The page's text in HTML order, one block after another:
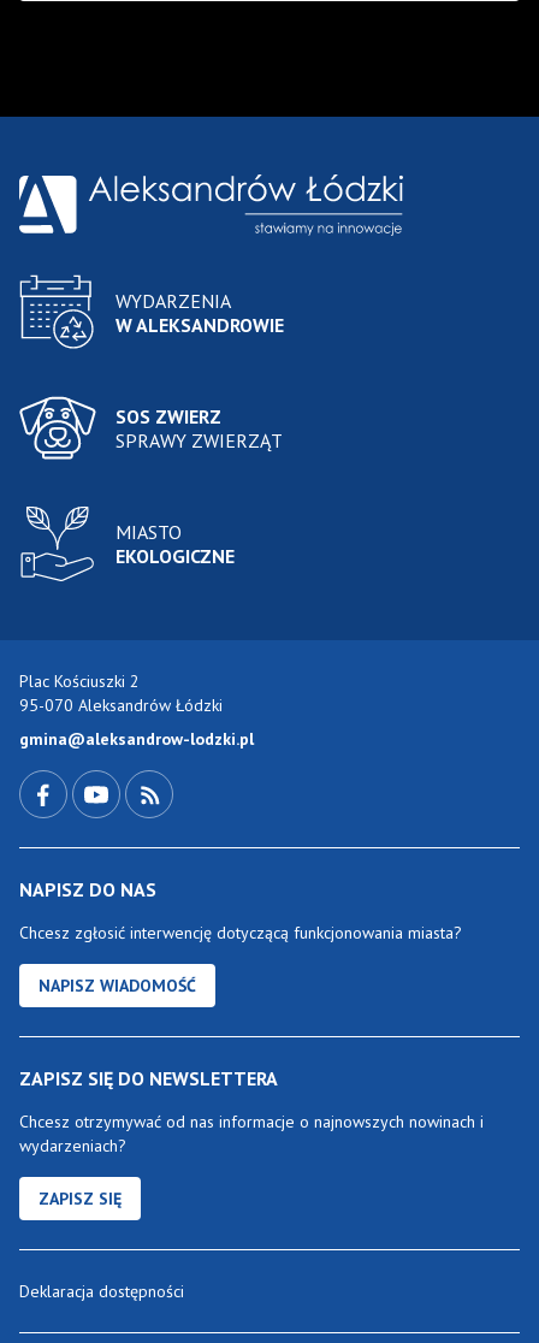
WYDARZENIA
W ALEKSANDROWIE
SOS ZWIERZ
SPRAWY ZWIERZĄT
MIASTO
EKOLOGICZNE
Plac Kościuszki 2
95-070 Aleksandrów Łódzki
gmina@aleksandrow-lodzki.pl
NAPISZ DO NAS
Chcesz zgłosić interwencję dotyczącą funkcjonowania miasta?
NAPISZ WIADOMOŚĆ
ZAPISZ SIĘ DO NEWSLETTERA
Chcesz otrzymywać od nas informacje o najnowszych nowinach i
wydarzeniach?
ZAPISZ SIĘ
Deklaracja dostępności